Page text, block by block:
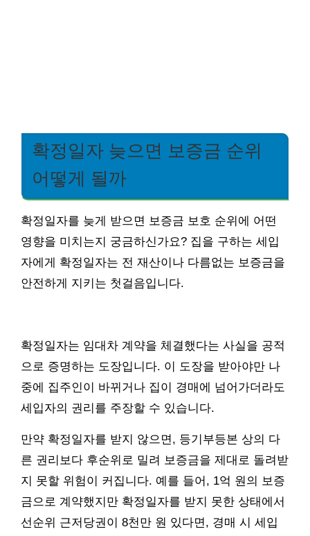
확정일자 늦으면 보증금 순위
어떻게 될까
확정일자를 늦게 받으면 보증금 보호 순위에 어떤
영향을 미치는지 궁금하신가요? 집을 구하는 세입
자에게 확정일자는 전 재산이나 다름없는 보증금을
안전하게 지키는 첫걸음입니다.
확정일자는 임대차 계약을 체결했다는 사실을 공적
으로 증명하는 도장입니다. 이 도장을 받아야만 나
중에 집주인이 바뀌거나 집이 경매에 넘어가더라도
세입자의 권리를 주장할 수 있습니다.
만약 확정일자를 받지 않으면, 등기부등본 상의 다
른 권리보다 후순위로 밀려 보증금을 제대로 돌려받
지 못할 위험이 커집니다. 예를 들어, 1억 원의 보증
금으로 계약했지만 확정일자를 받지 못한 상태에서
선순위 근저당권이 8천만 원 있다면, 경매 시 세입